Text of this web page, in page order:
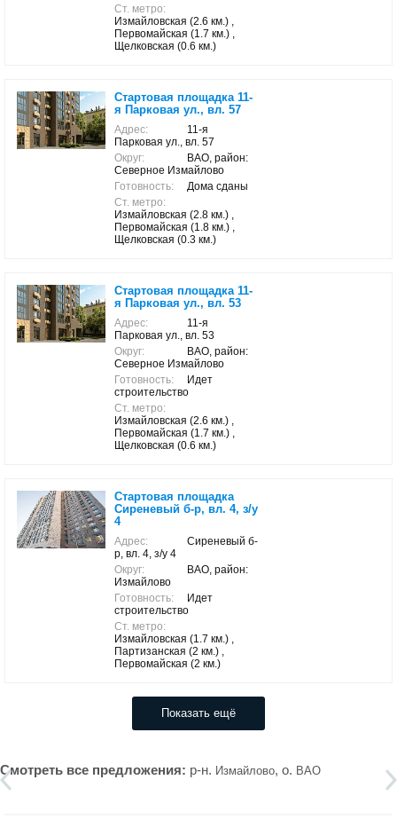
Ст. метро:
Измайловская (2.6 км.) ,
Первомайская (1.7 км.) ,
Щелковская (0.6 км.)
Стартовая площадка 11-
я Парковая ул., вл. 57
Адрес:
11-я
Парковая ул., вл. 57
Округ:
ВАО, район:
Северное Измайлово
Готовность:
Дома сданы
Ст. метро:
Измайловская (2.8 км.) ,
Первомайская (1.8 км.) ,
Щелковская (0.3 км.)
Стартовая площадка 11-
я Парковая ул., вл. 53
Адрес:
11-я
Парковая ул., вл. 53
Округ:
ВАО, район:
Северное Измайлово
Готовность:
Идет
строительство
Ст. метро:
Измайловская (2.6 км.) ,
Первомайская (1.7 км.) ,
Щелковская (0.6 км.)
Стартовая площадка
Сиреневый б-р, вл. 4, з/у
4
Адрес:
Сиреневый б-
р, вл. 4, з/у 4
Округ:
ВАО, район:
Измайлово
Готовность:
Идет
строительство
Ст. метро:
Измайловская (1.7 км.) ,
Партизанская (2 км.) ,
Первомайская (2 км.)
Показать ещё
Смотреть все предложения: р-н. Измайлово, о. ВАО